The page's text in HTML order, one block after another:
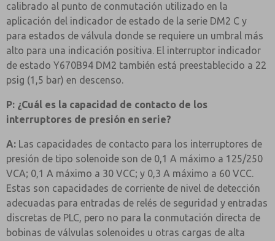
calibrado al punto de conmutación utilizado en la
aplicación del indicador de estado de la serie DM2 C y
para estados de válvula donde se requiere un umbral más
alto para una indicación positiva. El interruptor indicador
de estado Y670B94 DM2 también está preestablecido a 22
psig (1,5 bar) en descenso.
P: ¿Cuál es la capacidad de contacto de los
interruptores de presión en serie?
A: Las capacidades de contacto para los interruptores de
presión de tipo solenoide son de 0,1 A máximo a 125/250
VCA; 0,1 A máximo a 30 VCC; y 0,3 A máximo a 60 VCC.
Estas son capacidades de corriente de nivel de detección
adecuadas para entradas de relés de seguridad y entradas
discretas de PLC, pero no para la conmutación directa de
bobinas de válvulas solenoides u otras cargas de alta